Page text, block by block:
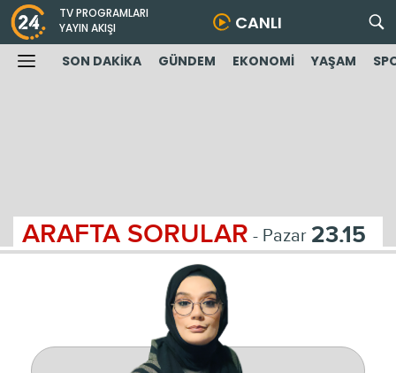
TV PROGRAMLARI
YAYIN AKIŞI
CANLI
SON DAKİKA GÜNDEM EKONOMİ YAŞAM
ARAFTA SORULAR - Pazar 23.15